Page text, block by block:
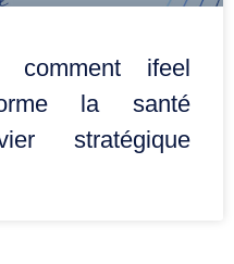
ifeel
la santé
stratégique